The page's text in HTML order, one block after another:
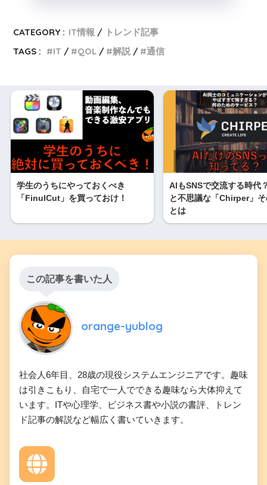
CATEGORY : IT情報
トレンド記事
TAGS :
IT QOL 解説 通信
学生のうちにやっておくべき
「FinulCut」を買っておけ！
AIもSNSで交流する時代
と不思議な「Chirper」
とは
この記事を書いた人
orange-yublog
社会人6年目、28歳の現役システムエンジニアです。趣味
は引きこもり、自宅で一人でできる趣味なら大体抑えて
います。ITや心理学、ビジネス書や小説の書評、トレン
ド記事の解説など幅広く書いていきます。